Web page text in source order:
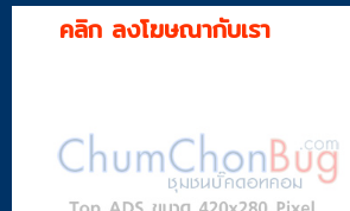
คลิก ลงโฆษณากับเรา